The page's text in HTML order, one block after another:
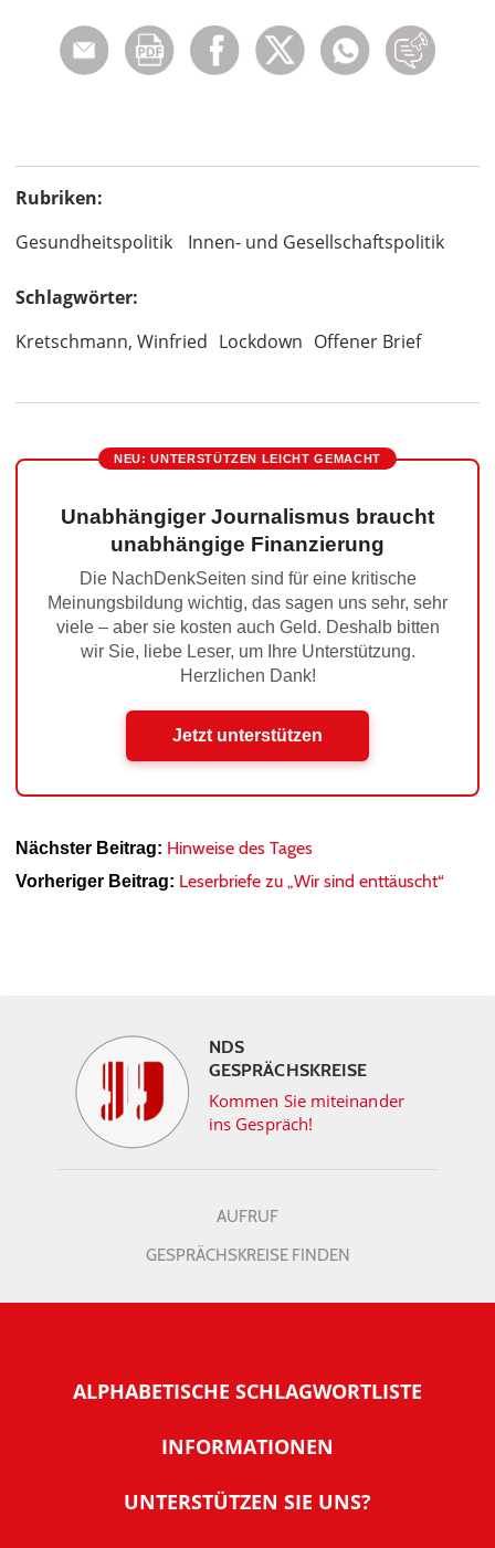
Rubriken:
Gesundheitspolitik
Innen- und Gesellschaftspolitik
Schlagwörter:
Kretschmann, Winfried Lockdown Offener Brief
NEU: UNTERSTÜTZEN LEICHT GEMACHT
Unabhängiger Journalismus braucht
unabhängige Finanzierung
Die NachDenkSeiten sind für eine kritische
Meinungsbildung wichtig, das sagen uns sehr, sehr
viele – aber sie kosten auch Geld. Deshalb bitten
wir Sie, liebe Leser, um Ihre Unterstützung.
Herzlichen Dank!
Jetzt unterstützen
Nächster Beitrag: Hinweise des Tages
Vorheriger Beitrag: Leserbriefe zu „Wir sind enttäuscht“
NDS
GESPRÄCHSKREISE
Kommen Sie miteinander
ins Gespräch!
AUFRUF
GESPRÄCHSKREISE FINDEN
ALPHABETISCHE SCHLAGWORTLISTE
INFORMATIONEN
Warum NachDenkSeiten
UNTERSTÜTZEN SIE UNS?